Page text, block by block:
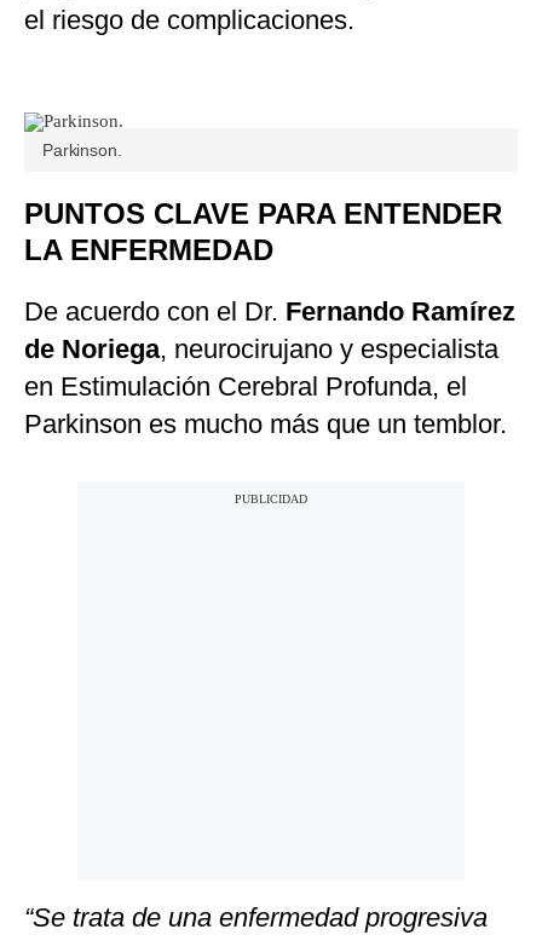
el riesgo de complicaciones.
Parkinson.
PUNTOS CLAVE PARA ENTENDER
LA ENFERMEDAD
De acuerdo con el Dr. Fernando Ramírez
de Noriega, neurocirujano y especialista
en Estimulación Cerebral Profunda, el
Parkinson es mucho más que un temblor.
“Se trata de una enfermedad progresiva